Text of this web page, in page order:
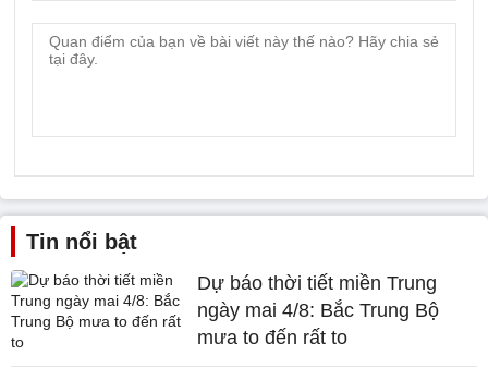
Tin nổi bật
Dự báo thời tiết miền Trung
ngày mai 4/8: Bắc Trung Bộ
mưa to đến rất to